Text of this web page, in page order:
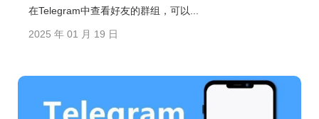
在Telegram中查看好友的群组，可以...
2025 年 01 月 19 日